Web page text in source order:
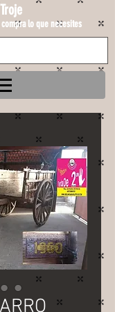
lo que necesites